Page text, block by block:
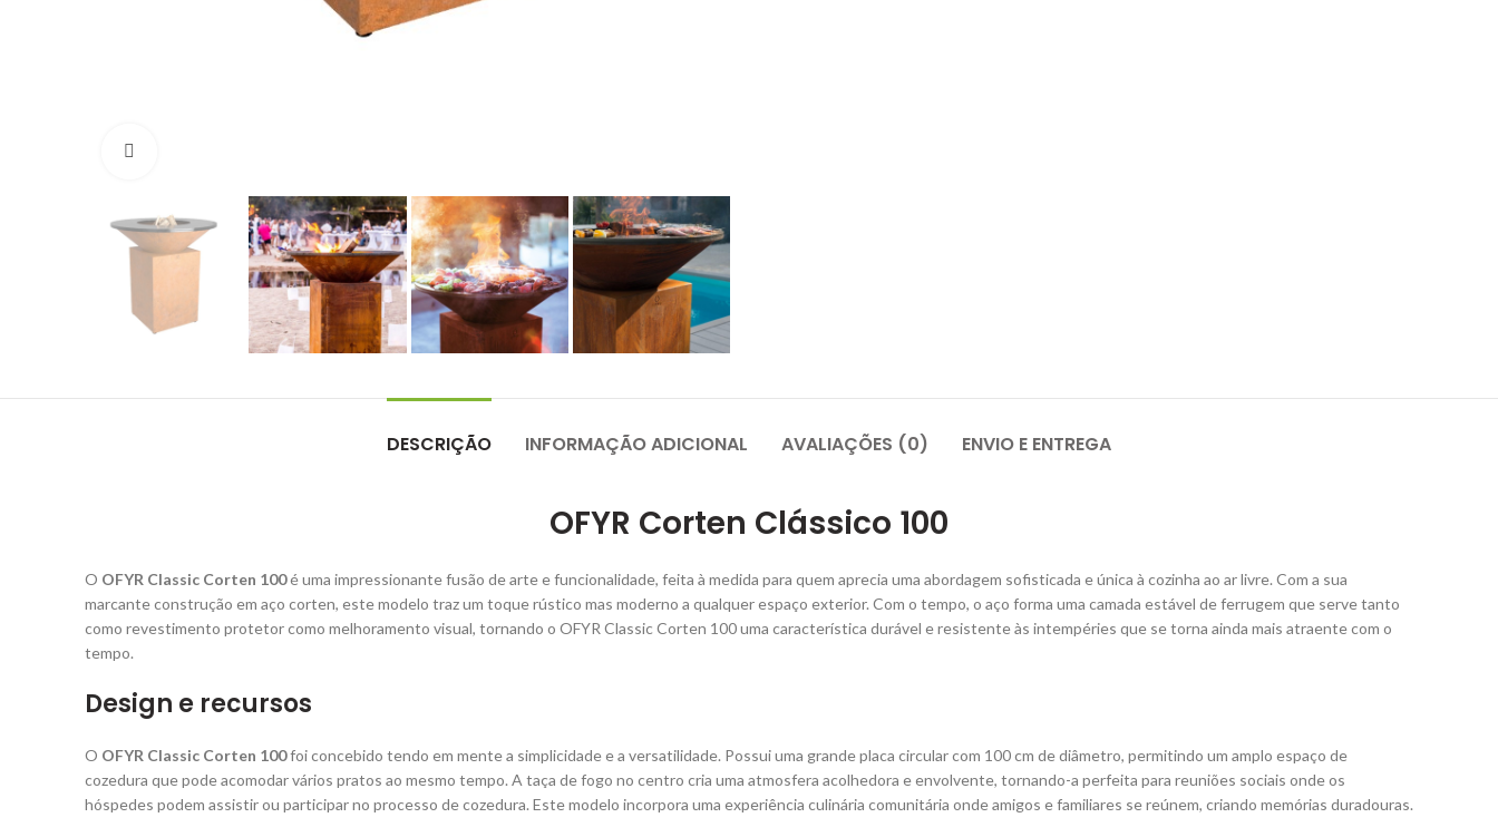
DESCRIÇÃO INFORMAÇÃO ADICIONAL AVALIAÇÕES (0) ENVIO E ENTREGA
OFYR Corten Clássico 100
O OFYR Classic Corten 100é uma impressionante fusão de arte e funcionalidade, feita à medida para quem aprecia uma abordagem sofisticada e única à cozinha ao ar livre. Com a sua
marcante construção em aço corten, este modelo traz um toque rústico mas moderno a qualquer espaço exterior. Com o tempo, o aço forma uma camada estável de ferrugem que serve tanto
como revestimento protetor como melhoramento visual, tornando o OFYR Classic Corten 100 uma característica durável e resistente às intempéries que se torna ainda mais atraente com o
tempo.
Design e recursos
O OFYR Classic Corten 100foi concebido tendo em mente a simplicidade e a versatilidade. Possui uma grande placa circular com 100 cm de diâmetro, permitindo um amplo espaço de
cozedura que pode acomodar vários pratos ao mesmo tempo. A taça de fogo no centro cria uma atmosfera acolhedora e envolvente, tornando-a perfeita para reuniões sociais onde os
hóspedes podem assistir ou participar no processo de cozedura. Este modelo incorpora uma experiência culinária comunitária onde amigos e familiares se reúnem, criando memórias duradouras.